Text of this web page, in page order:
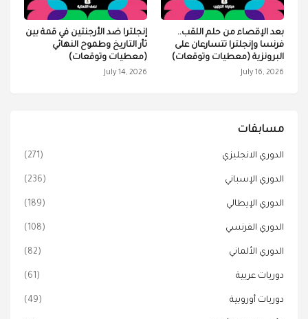
بعد الإقصاء من حلم اللقب..
فرنسا وإنجلترا تتسارعان على
البرونزية (معطيات وتوقعات)
July 16, 2026
إنجلترا ضد الأرجنتين في قمة بين
ثأر التاريخ وطموح النهائي
(معطيات وتوقعات)
July 14, 2026
مسابقات
الدوري الانجليزي (271)
الدوري الإسباني (236)
الدوري الإيطالي (189)
الدوري الفرنسي (108)
الدوري الألماني (82)
دوريات عربية (61)
دوريات أوروبية (49)